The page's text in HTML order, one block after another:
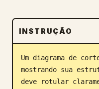
Blogue
Atualizações
INSTRUÇÃO
Um diagrama de
mostrando sua
deve rotular